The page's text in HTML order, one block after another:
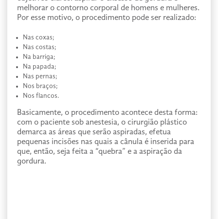
melhorar o contorno corporal de homens e mulheres.
Por esse motivo, o procedimento pode ser realizado:
Nas coxas;
Nas costas;
Na barriga;
Na papada;
Nas pernas;
Nos braços;
Nos flancos.
Basicamente, o procedimento acontece desta forma:
com o paciente sob anestesia, o cirurgião plástico
demarca as áreas que serão aspiradas, efetua
pequenas incisões nas quais a cânula é inserida para
que, então, seja feita a “quebra” e a aspiração da
gordura.